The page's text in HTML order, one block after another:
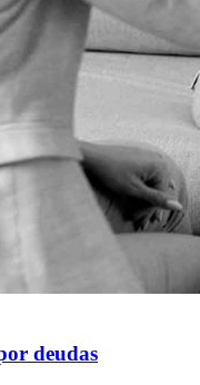
deudas